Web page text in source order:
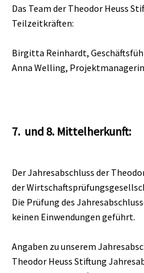
Das Team der Theodor Heuss
Teilzeitkräften:
Birgitta Reinhardt,
Anna Welling, Projektmanagerin
7. und 8. Mittelherkunft:
Der Jahresabschluss der
der
Die Prüfung des
keinen Einwendungen geführt.
Angaben zu unserem
Theodor Heuss Stiftung